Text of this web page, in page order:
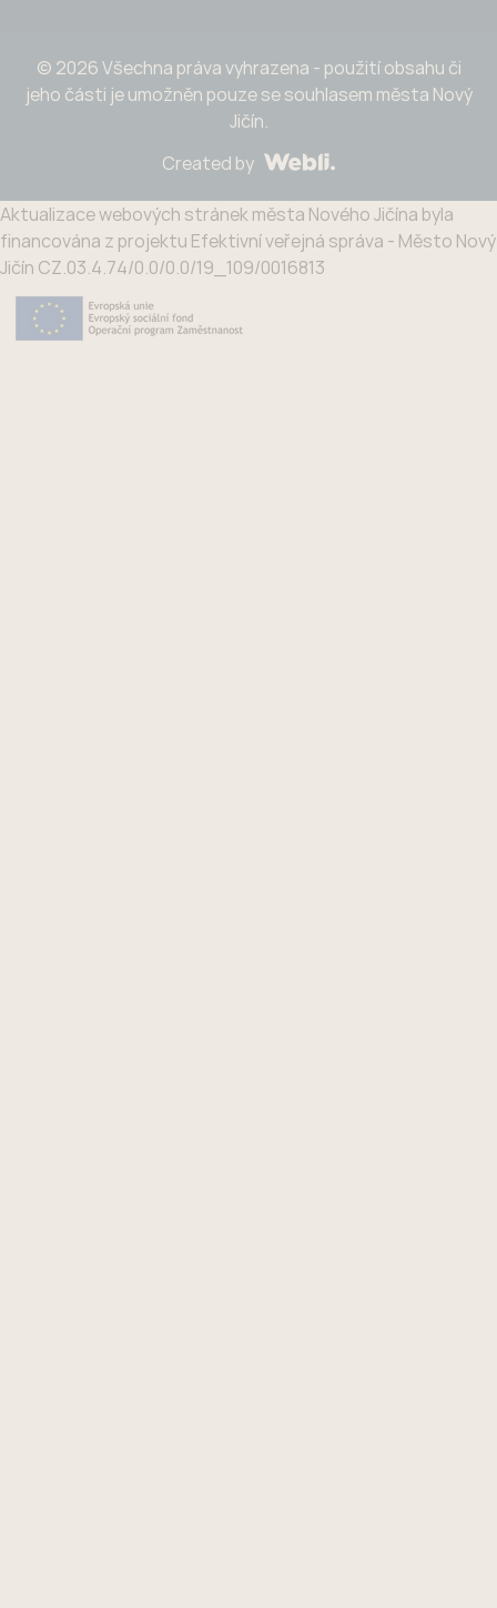
© 2026 Všechna práva vyhrazena - použití obsahu či
jeho části je umožněn pouze se souhlasem města Nový
Jičín.
Created by
Aktualizace webových stránek města Nového Jičína byla
financována z projektu Efektivní veřejná správa - Město Nový
Jičín CZ.03.4.74/0.0/0.0/19_109/0016813